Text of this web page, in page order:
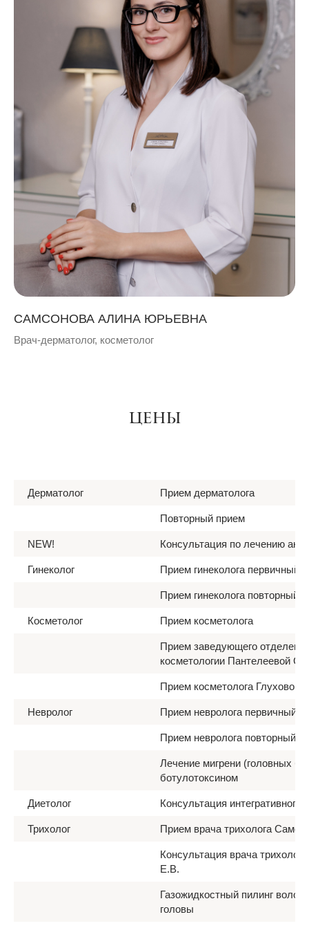
САМСОНОВА АЛИНА ЮРЬЕВНА
Врач-дерматолог, косметолог
ЦЕНЫ
Дерматолог Прием дерматолога
Повторный прием
NEW! Консультация по лечению акне
Гинеколог Прием гинеколога первичный
Прием гинеколога повторный
Косметолог Прием косметолога
Прием заведующего
косметологии Пантелеевой
Прием косметолога Глуховой
Невролог Прием невролога первичный
Прием невролога повторный
Лечение мигрени (головных
ботулотоксином
Диетолог Консультация интегративного
Трихолог Прием врача трихолога
Консультация врача
Е.В.
Газожидкостный пилинг
головы